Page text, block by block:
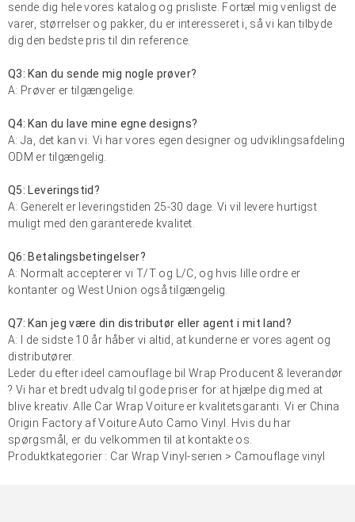
sende dig hele vores katalog og prisliste. Fortæl mig venligst de
varer, størrelser og pakker, du er interesseret i, så vi kan tilbyde
dig den bedste pris til din reference.
Q3: Kan du sende mig nogle prøver?
A: Prøver er tilgængelige.
Q4: Kan du lave mine egne designs?
A: Ja, det kan vi. Vi har vores egen designer og udviklingsafdeling
ODM er tilgængelig.
Q5: Leveringstid?
A: Generelt er leveringstiden 25-30 dage. Vi vil levere hurtigst
muligt med den garanterede kvalitet.
Q6: Betalingsbetingelser?
A: Normalt accepterer vi T/T og L/C, og hvis lille ordre er
kontanter og West Union også tilgængelig.
Q7: Kan jeg være din distributør eller agent i mit land?
A: I de sidste 10 år håber vi altid, at kunderne er vores agent og
distributører.
Leder du efter ideel camouflage bil Wrap Producent & leverandør
? Vi har et bredt udvalg til gode priser for at hjælpe dig med at
blive kreativ. Alle Car Wrap Voiture er kvalitetsgaranti. Vi er China
Origin Factory af Voiture Auto Camo Vinyl. Hvis du har
spørgsmål, er du velkommen til at kontakte os.
Produktkategorier : Car Wrap Vinyl-serien > Camouflage vinyl